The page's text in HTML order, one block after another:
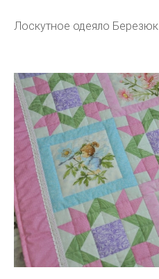
Лоскутное одеяло Березюк